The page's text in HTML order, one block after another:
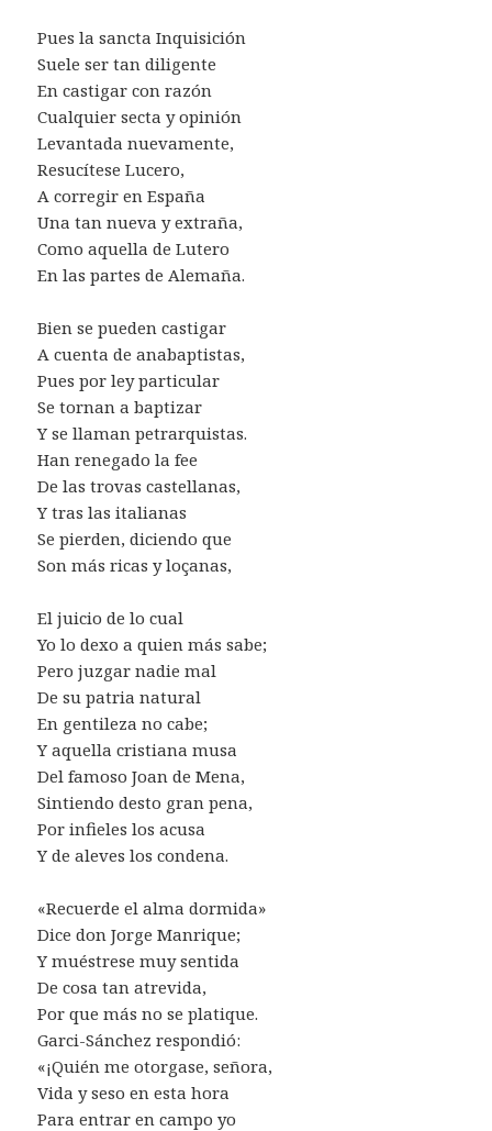
Pues la sancta Inquisición
Suele ser tan diligente
En castigar con razón
Cualquier secta y opinión
Levantada nuevamente,
Resucítese Lucero,
A corregir en España
Una tan nueva y extraña,
Como aquella de Lutero
En las partes de Alemaña.
Bien se pueden castigar
A cuenta de anabaptistas,
Pues por ley particular
Se tornan a baptizar
Y se llaman petrarquistas.
Han renegado la fee
De las trovas castellanas,
Y tras las italianas
Se pierden, diciendo que
Son más ricas y loçanas,
El juicio de lo cual
Yo lo dexo a quien más sabe;
Pero juzgar nadie mal
De su patria natural
En gentileza no cabe;
Y aquella cristiana musa
Del famoso Joan de Mena,
Sintiendo desto gran pena,
Por infieles los acusa
Y de aleves los condena.
«Recuerde el alma dormida»
Dice don Jorge Manrique;
Y muéstrese muy sentida
De cosa tan atrevida,
Por que más no se platique.
Garci-Sánchez respondió:
«¡Quién me otorgase, señora,
Vida y seso en esta hora
Para entrar en campo yo